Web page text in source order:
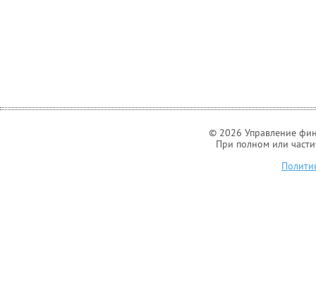
© 2026 Управление
При полном или